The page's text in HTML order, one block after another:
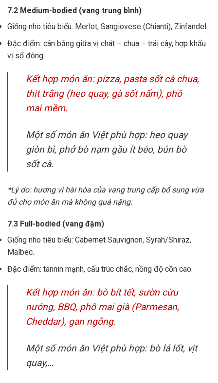
7.2 Medium-bodied (vang trung bình)
Giống nho tiêu biểu: Merlot, Sangiovese (Chianti), Zinfandel.
Đặc điểm: cân bằng giữa vị chát – chua – trái cây, hợp khẩu
vị số đông.
Kết hợp món ăn: pizza, pasta sốt cà chua,
thịt trắng (heo quay, gà sốt nấm), phô
mai mềm.
Một số món ăn Việt phù hợp: heo quay
giòn bì, phở bò nạm gầu ít béo, bún bò
sốt cà.
*Lý do: hương vị hài hòa của vang trung cấp bổ sung vừa
đủ cho món ăn mà không quá nặng.
7.3 Full-bodied (vang đậm)
Giống nho tiêu biểu: Cabernet Sauvignon, Syrah/Shiraz,
Malbec.
Đặc điểm: tannin mạnh, cấu trúc chắc, nồng độ cồn cao.
Kết hợp món ăn: bò bít tết, sườn cừu
nướng, BBQ, phô mai già (Parmesan,
Cheddar), gan ngỗng.
Một số món ăn Việt phù hợp: bò lá lốt, vịt
quay,…